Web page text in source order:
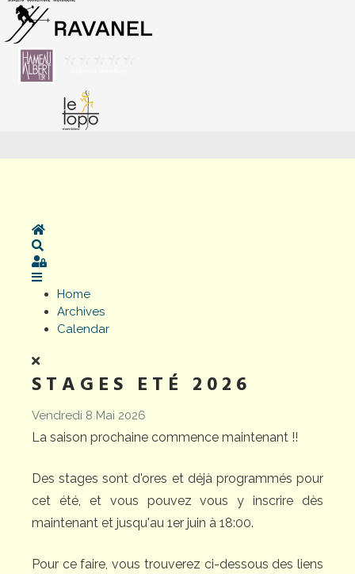
Home
Sign In
Home
Archives
Calendar
STAGES ETÉ 2026
Vendredi 8 Mai 2026
La saison prochaine commence maintenant !!
Des stages sont d'ores et déjà programmés pour
cet été, et vous pouvez vous y inscrire dès
maintenant et jusqu'au 1er juin à 18:00.
Pour ce faire, vous trouverez ci-dessous des liens